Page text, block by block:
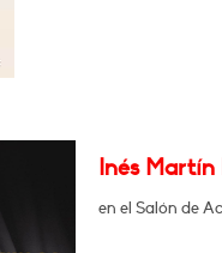
Inés Martín
en el Salón de